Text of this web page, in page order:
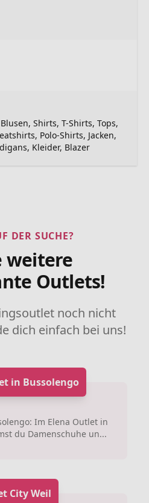
Shirts, T-Shirts, Tops,
Polo-Shirts, Jacken,
Kleider, Blazer
DER SUCHE?
weitere
Outlets!
noch nicht
dich einfach bei uns!
in Bussolengo
Im Elena Outlet in
du Damenschuhe un...
City Weil